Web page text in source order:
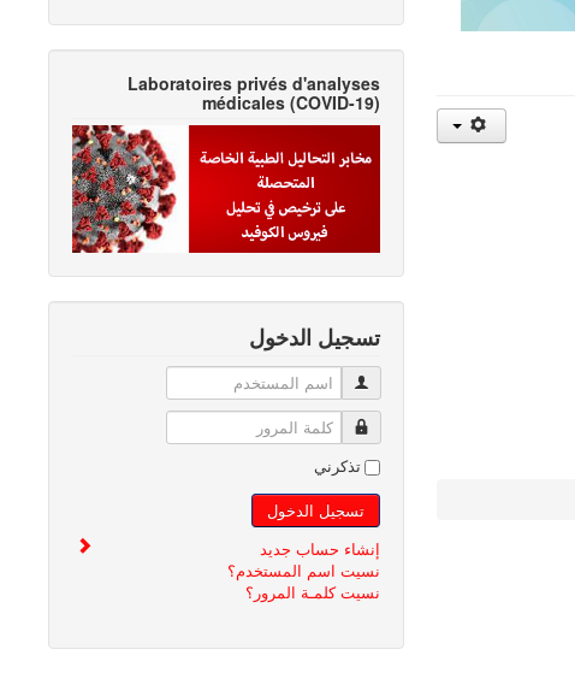
Laboratoires privés d'analyses
médicales (COVID-19)
تسجيل الدخول
اسم المستخدم
كلمة المرور
تذكرني
تسجيل الدخول
إنشاء حساب جديد
نسيت اسم المستخدم؟
نسيت كلمـة المرور؟